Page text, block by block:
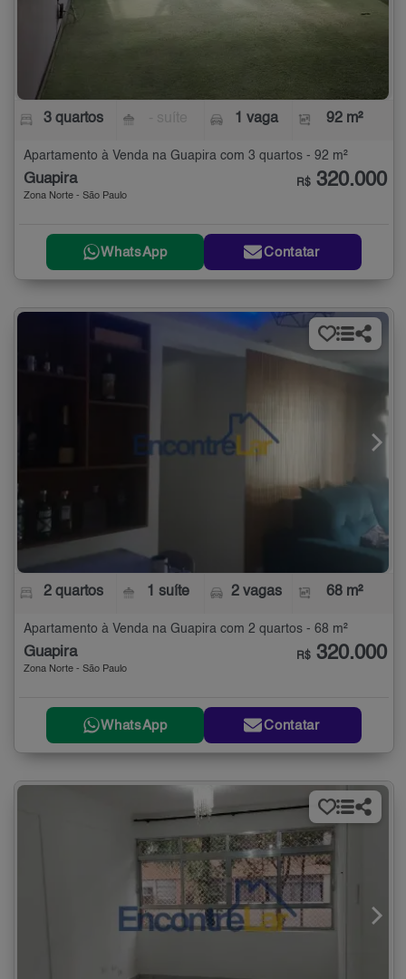
3 quartos 1 vaga 92 m²
Apartamento à Venda na Guapira com 3 quartos - 92 m²
Guapira
Zona Norte - São Paulo
R$ 320.000
WhatsApp Contatar
2 quartos 1 suíte 2 vagas 68 m²
Apartamento à Venda na Guapira com 2 quartos - 68 m²
Guapira
Zona Norte - São Paulo
R$ 320.000
WhatsApp Contatar